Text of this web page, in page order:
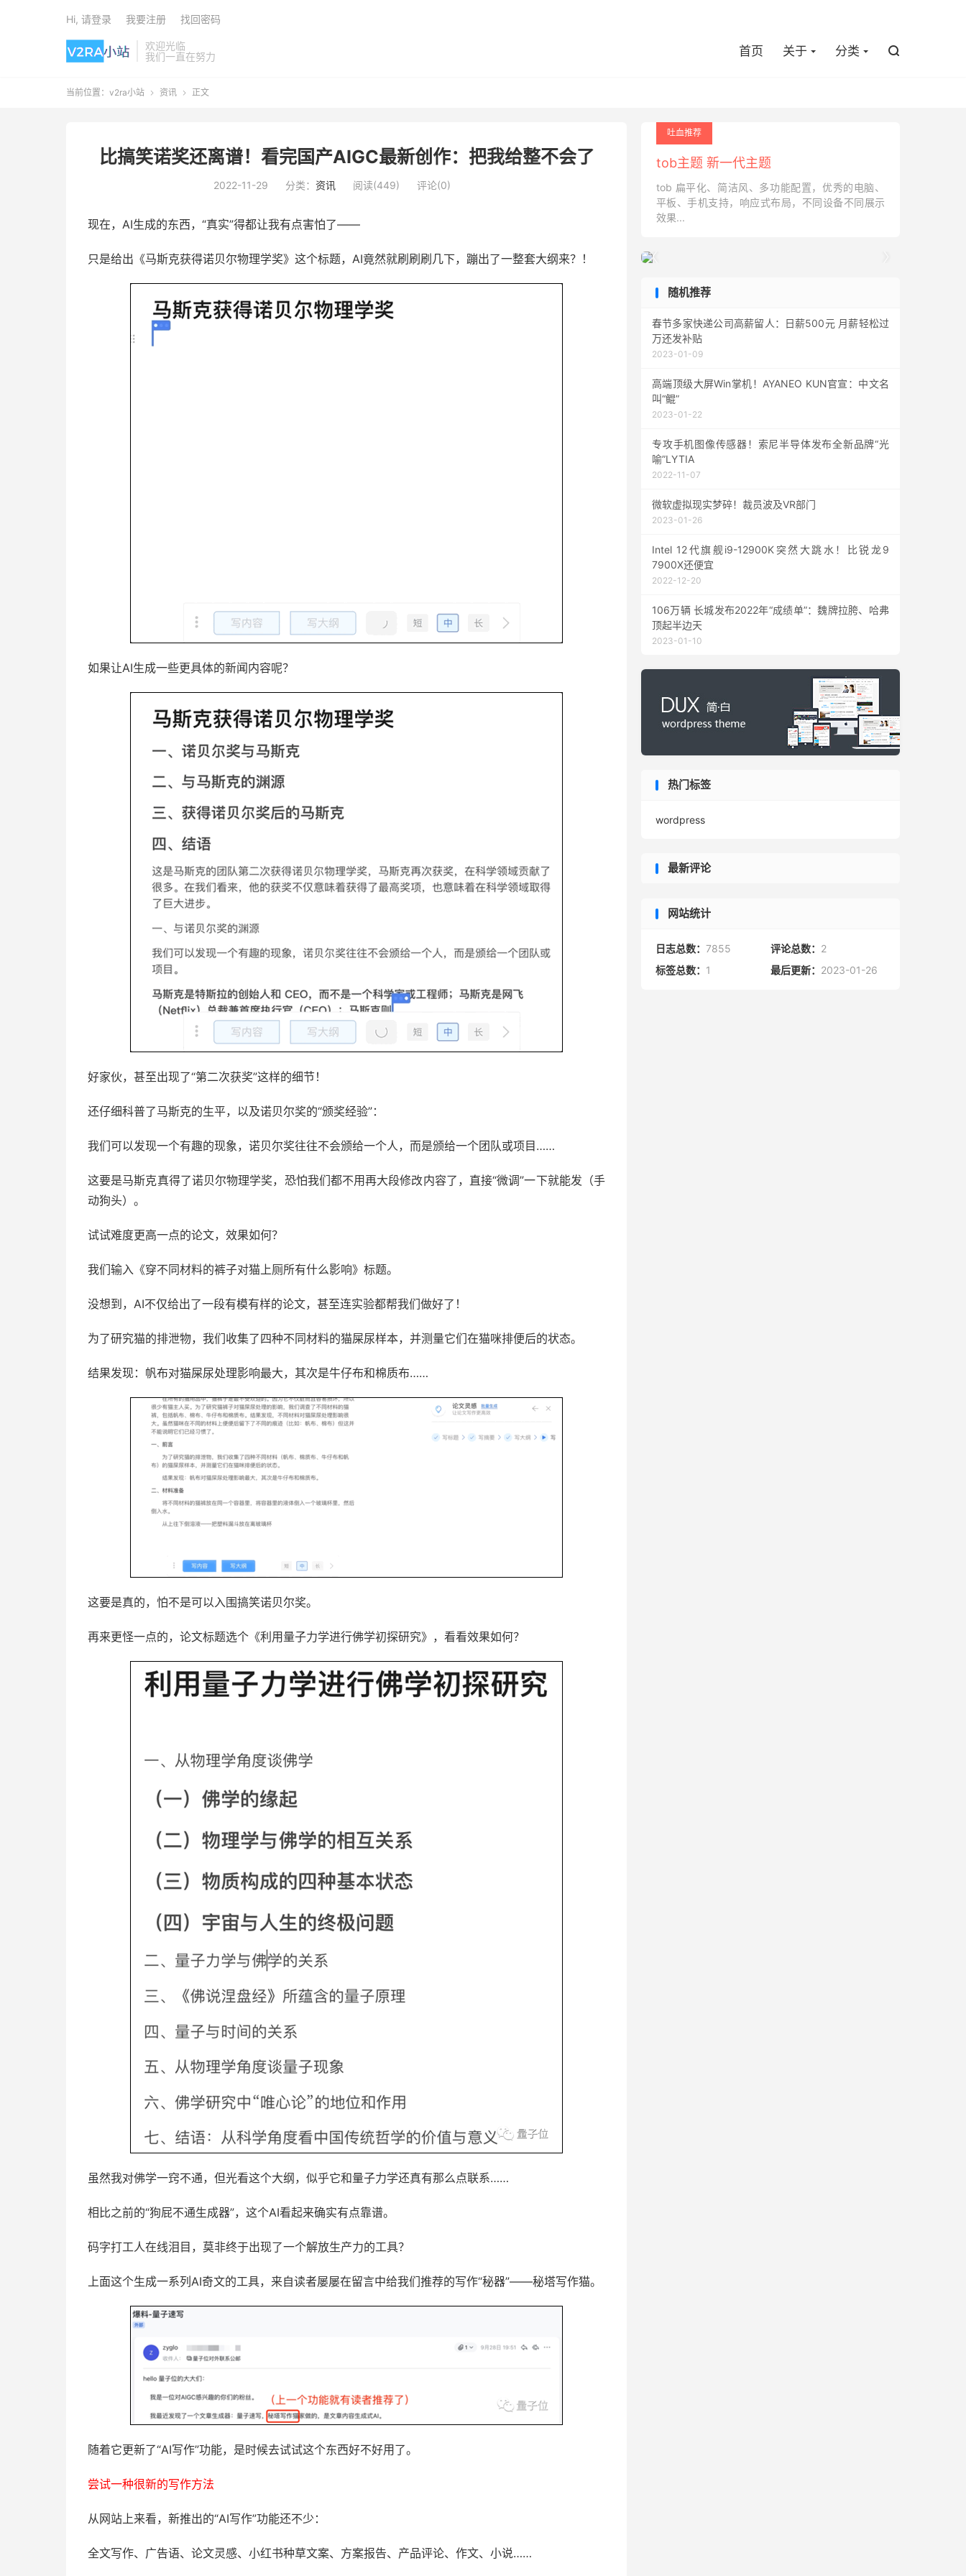
欢迎光临
我们一直在努力
首页 关于 分类 
Hi, 请登录 我要注册 找回密码
当前位置： v2ra小站  资讯  正文
比搞笑诺奖还离谱！看完国产AIGC最新创作：把我给整不会了
2022-11-29 分类： 资讯 阅读(449) 评论(0)
现在，AI生成的东西，“真实”得都让我有点害怕了——
只是给出《马斯克获得诺贝尔物理学奖》这个标题，AI竟然就刷刷刷几下，蹦出了一整套大纲来？！
如果让AI生成一些更具体的新闻内容呢？
好家伙，甚至出现了“第二次获奖”这样的细节！
还仔细科普了马斯克的生平，以及诺贝尔奖的“颁奖经验”：
我们可以发现一个有趣的现象，诺贝尔奖往往不会颁给一个人，而是颁给一个团队或项目……
这要是马斯克真得了诺贝尔物理学奖，恐怕我们都不用再大段修改内容了，直接“微调”一下就能发（手
动狗头）。
试试难度更高一点的论文，效果如何？
我们输入《穿不同材料的裤子对猫上厕所有什么影响》标题。
没想到，AI不仅给出了一段有模有样的论文，甚至连实验都帮我们做好了！
为了研究猫的排泄物，我们收集了四种不同材料的猫屎尿样本，并测量它们在猫咪排便后的状态。
结果发现：帆布对猫屎尿处理影响最大，其次是牛仔布和棉质布……
这要是真的，怕不是可以入围搞笑诺贝尔奖。
再来更怪一点的，论文标题选个《利用量子力学进行佛学初探研究》，看看效果如何？
虽然我对佛学一窍不通，但光看这个大纲，似乎它和量子力学还真有那么点联系……
相比之前的“狗屁不通生成器”，这个AI看起来确实有点靠谱。
码字打工人在线泪目，莫非终于出现了一个解放生产力的工具？
上面这个生成一系列AI奇文的工具，来自读者屡屡在留言中给我们推荐的写作“秘器”——秘塔写作猫。
随着它更新了“AI写作”功能，是时候去试试这个东西好不好用了。
尝试一种很新的写作方法
从网站上来看，新推出的“AI写作”功能还不少：
全文写作、广告语、论文灵感、小红书种草文案、方案报告、产品评论、作文、小说……
吐血推荐
tob主题 新一代主题
tob 扁平化、简洁风、多功能配置，优秀的电脑、
平板、手机支持，响应式布局，不同设备不同展示
效果...

随机推荐
春节多家快递公司高薪留人：日薪500元 月薪轻松过
万还发补贴
2023-01-09
高端顶级大屏Win掌机！AYANEO KUN官宣：中文名
叫“鲲”
2023-01-22
专攻手机图像传感器！索尼半导体发布全新品牌“光
喻”LYTIA
2022-11-07
微软虚拟现实梦碎！裁员波及VR部门
2023-01-26
Intel 12代旗舰i9-12900K突然大跳水！比锐龙9
7900X还便宜
2022-12-20
106万辆 长城发布2022年“成绩单”：魏牌拉胯、哈弗
顶起半边天
2023-01-10
热门标签
wordpress
最新评论
网站统计
日志总数： 7855 评论总数： 2
标签总数： 1 最后更新： 2023-01-26